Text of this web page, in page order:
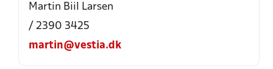
Martin Biil Larsen
/ 2390 3425
martin@vestia.dk